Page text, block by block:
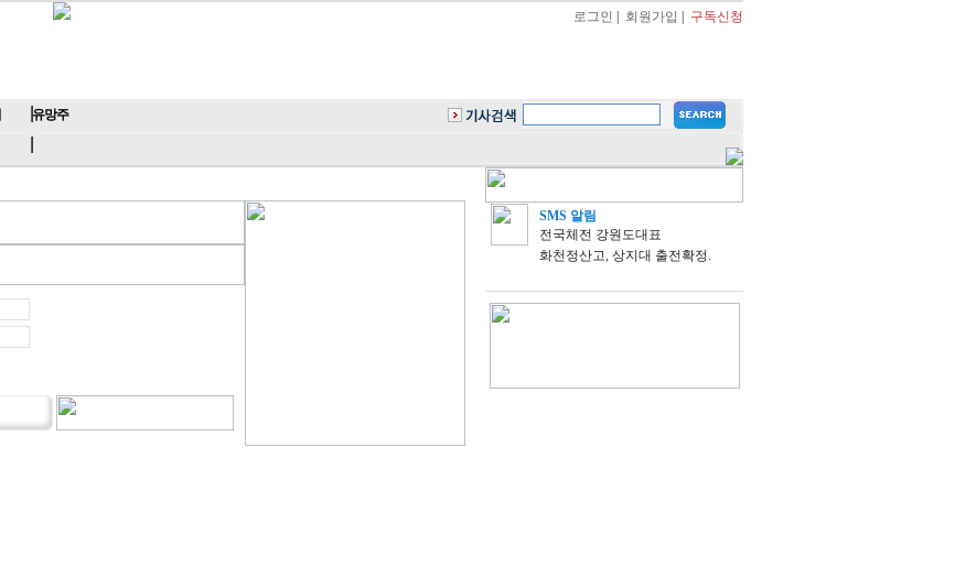
로그인 회원가입 구독신청
유망주
SMS 알림
전국체전 강원도대표
화천정산고, 상지대 출전확정.